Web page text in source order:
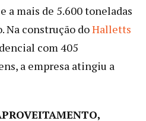
a mais de 5.600 toneladas
Na construção doHalletts
com 405
a empresa atingiu a